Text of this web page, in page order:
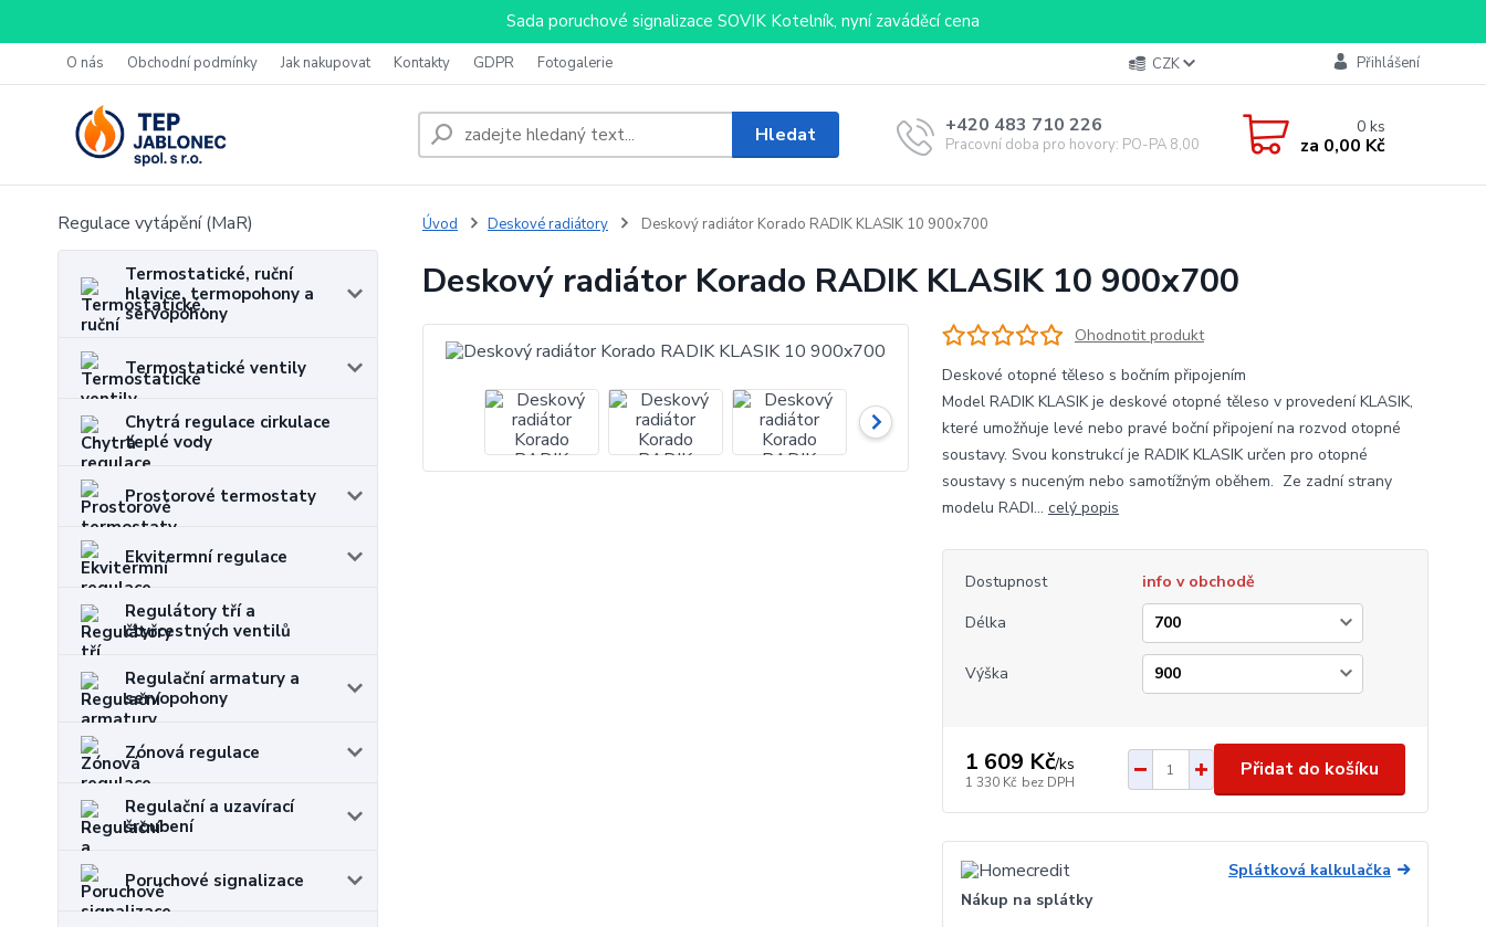
Sada poruchové signalizace SOVIK Kotelník, nyní zaváděcí cena
O nás Obchodní podmínky Jak nakupovat Kontakty GDPR Fotogalerie CZK Přihlášení
Hledat +420 483 710 226
Pracovní doba pro hovory: PO-PA 8,00-16,00
0ks
za 0,00 Kč
Regulace vytápění (MaR)
Termostatické, ruční
hlavice, termopohony a
servopohony
Termostatické ventily
Chytrá regulace cirkulace
teplé vody
Prostorové termostaty
Ekvitermní regulace
Regulátory tří a
čtyřcestných ventilů
Regulační armatury a
servopohony
Zónová regulace
Regulační a uzavírací
šroubení
Poruchové signalizace
Úvod Deskové radiátory Deskový radiátor Korado RADIK KLASIK 10 900x700
Deskový radiátor Korado RADIK KLASIK 10 900x700
Ohodnotit produkt
Deskové otopné těleso s bočním připojením
Model RADIK KLASIK je deskové otopné těleso v provedení KLASIK,
které umožňuje levé nebo pravé boční připojení na rozvod otopné
soustavy. Svou konstrukcí je RADIK KLASIK určen pro otopné
soustavy s nuceným nebo samotížným oběhem. Ze zadní strany
modelu RADI... celý popis
Dostupnost
info v obchodě
Délka
Výška
1 609 Kč/ks
1 330 Kč bez DPH
Přidat do košíku
Splátková kalkulačka
Nákup na splátky